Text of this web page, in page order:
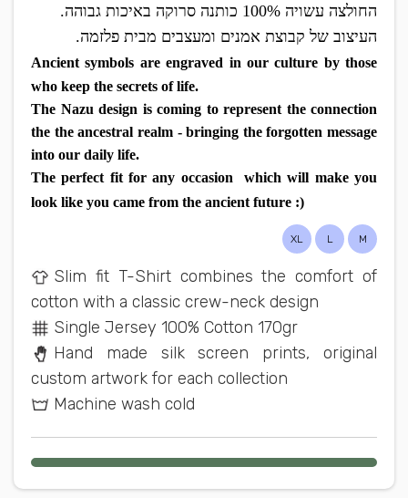
החולצה עשויה 100% כותנה סרוקה באיכות גבוהה.
העיצוב של קבוצת אמנים ומעצבים מבית פלזמה.
Ancient symbols are engraved in our culture by those
who keep the secrets of life.
The Nazu design is coming to represent the connection
the the ancestral realm - bringing the forgotten message
into our daily life.
The perfect fit for any occasion which will make you
look like you came from the ancient future :)
M
L
XL
Slim fit T-Shirt combines the comfort of
cotton with a classic crew-neck design
Single Jersey 100% Cotton 170gr
Hand made silk screen prints, original
custom artwork for each collection
Machine wash cold